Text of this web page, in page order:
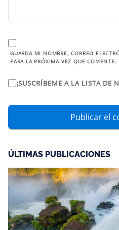
GUARDA MI NOMBRE, CORREO
PARA LA PRÓXIMA VEZ QUE COMENTE.
¡SUSCRÍBEME A LA LISTA DE
ÚLTIMAS PUBLICACIONES